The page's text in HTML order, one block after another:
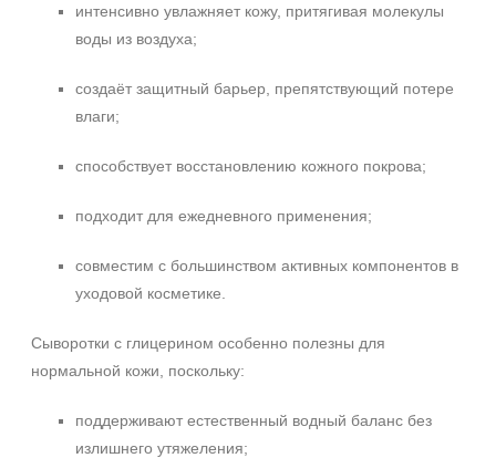
Время применения
День
Ежедневный
Процедура
Показать еще
интенсивно увлажняет кожу, притягивая молекулы
воды из воздуха;
создаёт защитный барьер, препятствующий потере
влаги;
способствует восстановлению кожного покрова;
подходит для ежедневного применения;
совместим с большинством активных компонентов в
уходовой косметике.
Сыворотки с глицерином особенно полезны для
нормальной кожи, поскольку:
поддерживают естественный водный баланс без
излишнего утяжеления;
Не показывать предложение о консультации
+7 (929) 933-09-89